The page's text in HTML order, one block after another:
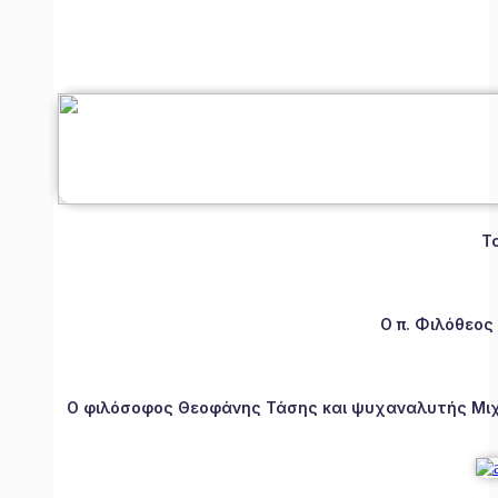
Ο π.
Ο φιλόσοφος Θεοφάνης Τάσης και ψυχαναλυτής